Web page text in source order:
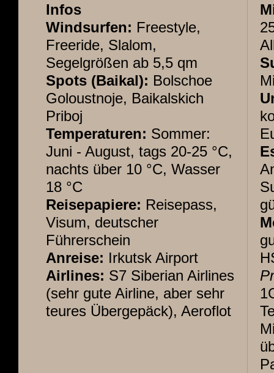
Infos
Windsurfen: Freestyle,
Freeride, Slalom,
Segelgrößen ab 5,5 qm
Spots (Baikal): Bolschoe
Goloustnoje, Baikalskich
Priboj
Temperaturen: Sommer:
Juni - August, tags 20-25 °C,
nachts über 10 °C, Wasser
18 °C
Reisepapiere: Reisepass,
Visum, deutscher
Führerschein
Anreise: Irkutsk Airport
Airlines: S7 Siberian Airlines
(sehr gute Airline, aber sehr
teures Übergepäck), Aeroflot